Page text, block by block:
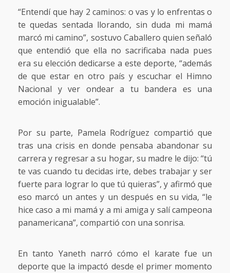
“Entendí que hay 2 caminos: o vas y lo enfrentas o
te quedas sentada llorando, sin duda mi mamá
marcó mi camino”, sostuvo Caballero quien señaló
que entendió que ella no sacrificaba nada pues
era su elección dedicarse a este deporte, “además
de que estar en otro país y escuchar el Himno
Nacional y ver ondear a tu bandera es una
emoción inigualable”.
Por su parte, Pamela Rodríguez compartió que
tras una crisis en donde pensaba abandonar su
carrera y regresar a su hogar, su madre le dijo: “tú
te vas cuando tu decidas irte, debes trabajar y ser
fuerte para lograr lo que tú quieras”, y afirmó que
eso marcó un antes y un después en su vida, “le
hice caso a mi mamá y a mi amiga y salí campeona
panamericana”, compartió con una sonrisa.
En tanto Yaneth narró cómo el karate fue un
deporte que la impactó desde el primer momento